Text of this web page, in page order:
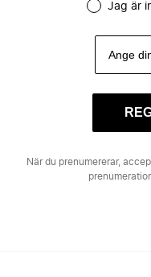
Jag är
När du prenumererar,